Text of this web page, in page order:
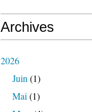
Archives
2026
Juin (1)
Mai (1)